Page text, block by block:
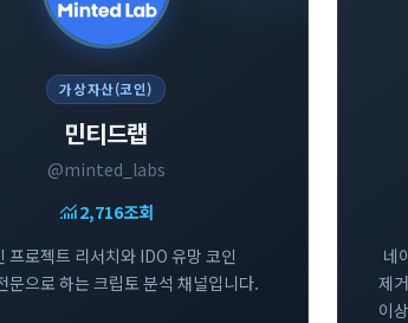
가상자산(코인)
민티드랩
@minted_labs
monitoring2,716조회
프로젝트 리서치와 IDO 유망 코인
문으로 하는 크립토 분석 채널입니다.
네
제
이